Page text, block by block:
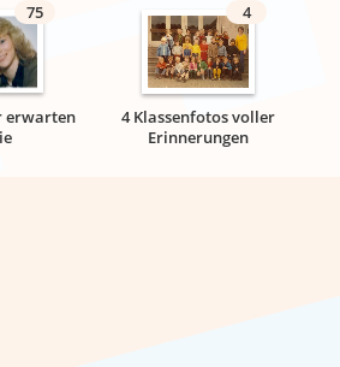
75
erwarten
4
4 Klassenfotos voller
Erinnerungen